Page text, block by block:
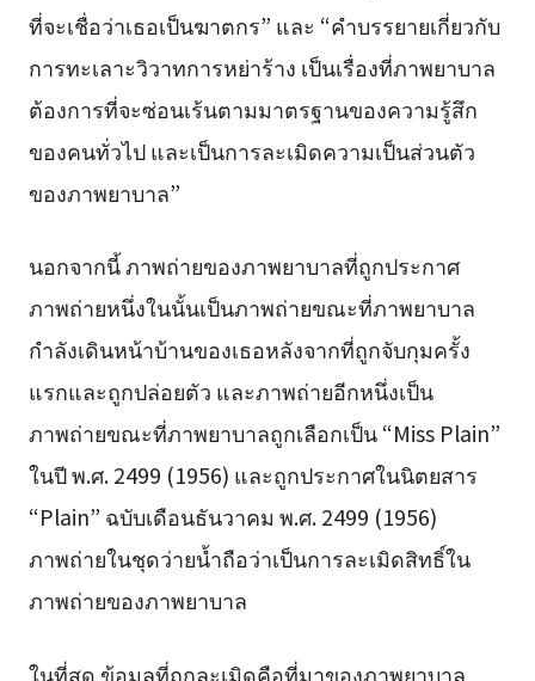
ที่จะเชื่อว่าเธอเป็นฆาตกร” และ “คำบรรยายเกี่ยวกับ
การทะเลาะวิวาทการหย่าร้าง เป็นเรื่องที่ภาพยาบาล
ต้องการที่จะซ่อนเร้นตามมาตรฐานของความรู้สึก
ของคนทั่วไป และเป็นการละเมิดความเป็นส่วนตัว
ของภาพยาบาล”
นอกจากนี้ ภาพถ่ายของภาพยาบาลที่ถูกประกาศ
ภาพถ่ายหนึ่งในนั้นเป็นภาพถ่ายขณะที่ภาพยาบาล
กำลังเดินหน้าบ้านของเธอหลังจากที่ถูกจับกุมครั้ง
แรกและถูกปล่อยตัว และภาพถ่ายอีกหนึ่งเป็น
ภาพถ่ายขณะที่ภาพยาบาลถูกเลือกเป็น “Miss Plain”
ในปี พ.ศ. 2499 (1956) และถูกประกาศในนิตยสาร
“Plain” ฉบับเดือนธันวาคม พ.ศ. 2499 (1956)
ภาพถ่ายในชุดว่ายน้ำถือว่าเป็นการละเมิดสิทธิ์ใน
ภาพถ่ายของภาพยาบาล
ในที่สุด ข้อมูลที่ถูกละเมิดคือที่มาของภาพยาบาล